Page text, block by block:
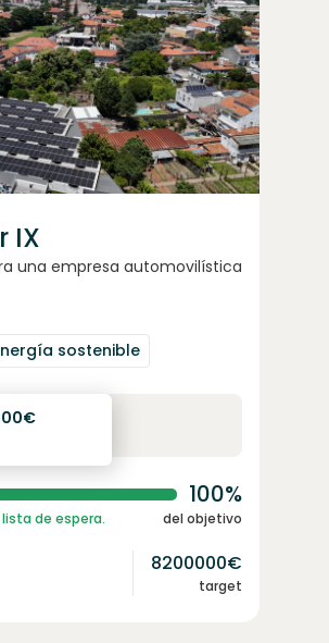
IX
una empresa automovilística
sostenible
€
100%
de espera. del objetivo
8200000€
target